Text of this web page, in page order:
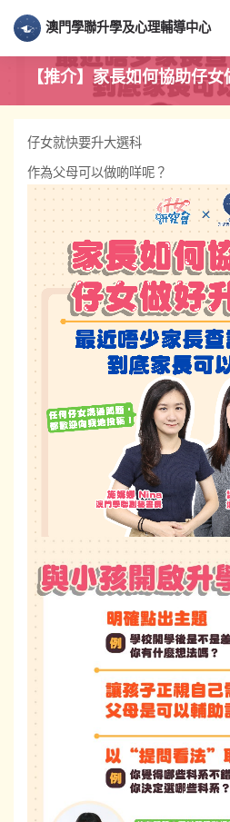
澳門學聯升學及心理輔導中心
【推介】家長如何協助仔
仔女就快要升大選科
作為父母可以做啲咩呢？